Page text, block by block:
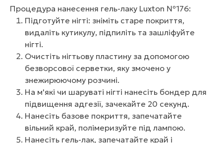
Процедура нанесення гель-лаку Luxton №176:
Підготуйте нігті: зніміть старе покриття,
видаліть кутикулу, підпиліть та зашліфуйте
нігті.
Очистіть нігтьову пластину за допомогою
безворсової серветки, яку змочено у
знежирюючому розчині.
На м'які чи шаруваті нігті нанесіть бондер для
підвищення адгезії, зачекайте 20 секунд.
Нанесіть базове покриття, запечатайте
вільний край, полімеризуйте під лампою.
Нанесіть гель-лак, запечатайте край і